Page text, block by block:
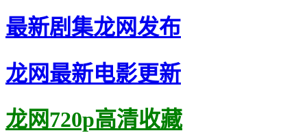
最新剧集龙网发布
龙网最新电影更新
龙网720p高清收藏